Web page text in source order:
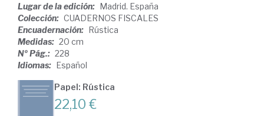
Lugar de la edición: Madrid. España
Colección: CUADERNOS FISCALES
Encuadernación: Rústica
Medidas: 20 cm
Nº Pág.: 228
Idiomas: Español
Papel: Rústica
22,10 €